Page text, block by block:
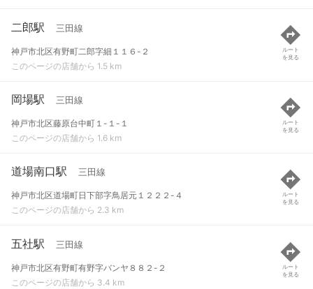
二郎駅 三田線
神戸市北区有野町二郎字細１１６-２
このページの店舗から 1.5 km
ルート
を見る
岡場駅 三田線
神戸市北区藤原台中町１-１-１
このページの店舗から 1.6 km
ルート
を見る
道場南口駅 三田線
神戸市北区道場町日下部字鳥居元１２２２-４
このページの店舗から 2.3 km
ルート
を見る
五社駅 三田線
神戸市北区有野町有野字バンヤ８８２-２
このページの店舗から 3.4 km
ルート
を見る